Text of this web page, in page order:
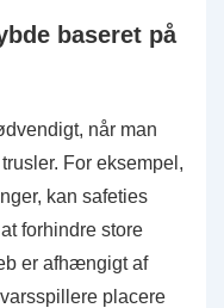
baseret på
når man
For eksempel,
kan safeties
forhindre store
er afhængigt af
placere